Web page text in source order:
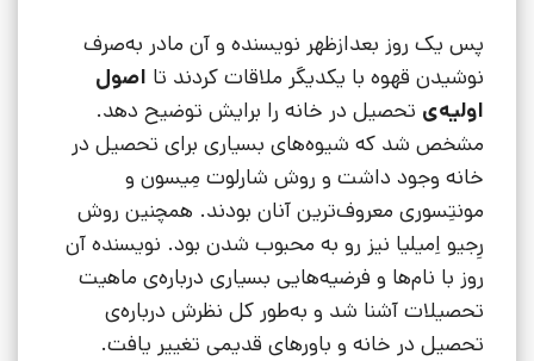
پس یک روز بعدازظهر نویسنده و آن مادر به‌صرف
نوشیدن قهوه با یکدیگر ملاقات کردند تا اصول
اولیه‌ی تحصیل در خانه را برایش توضیح دهد.
مشخص شد که شیوه‌های بسیاری برای تحصیل در
خانه وجود داشت و روش شارلوت مِیسون و
مونتِسوری معروف‌ترین آنان بودند. همچنین روش
رِجیو اِمیلیا نیز رو به محبوب شدن بود. نویسنده آن
روز با نام‌ها و فرضیه‌هایی بسیاری درباره‌ی ماهیت
تحصیلات آشنا شد و به‌طور کل نظرش درباره‌ی
تحصیل در خانه و باورهای قدیمی تغییر یافت.